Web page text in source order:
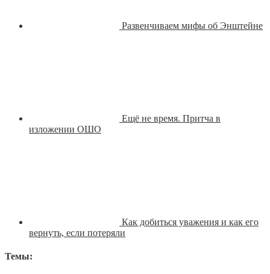
Развенчиваем мифы об Энштейне
Ещё не время. Притча в
изложении ОШО
Как добиться уважения и как его
вернуть, если потеряли
Темы: